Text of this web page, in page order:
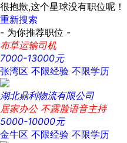
很抱歉,这个星球没有职位呢！
重新搜索
- 为你推荐职位 -
布草运输司机
7000-13000元
张湾区 不限经验 不限学历
湖北鼎利物流有限公司
居家办公 不露脸语音主持
5000-10000元
金牛区 不限经验 不限学历